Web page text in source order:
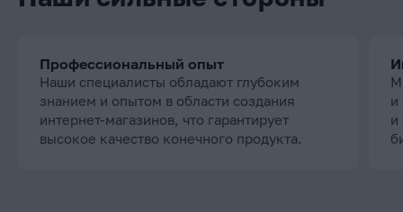
Профессиональный опыт
Наши специалисты обладают глубоким
знанием и опытом в области создания
интернет-магазинов, что гарантирует
высокое качество конечного продукта.
и
и